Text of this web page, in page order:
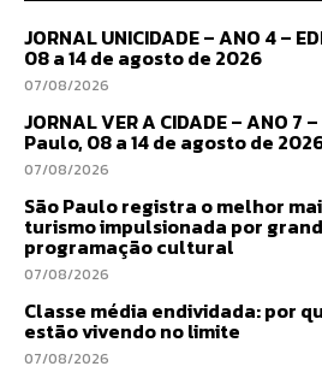
JORNAL UNICIDADE – ANO 4 –
08 a 14 de agosto de 2026
07/08/2026
JORNAL VER A CIDADE – ANO 7
Paulo, 08 a 14 de agosto de
07/08/2026
São Paulo registra o melhor
turismo impulsionada por
programação cultural
07/08/2026
Classe média endividada: por
estão vivendo no limite
07/08/2026